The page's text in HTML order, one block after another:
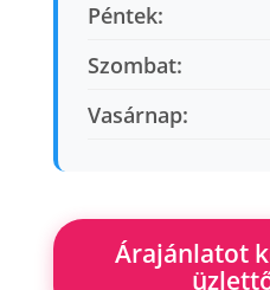
Péntek:
Szombat:
Vasárnap:
Árajánlatot